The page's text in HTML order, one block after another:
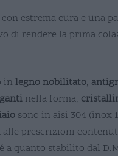
estrema cura e una
di rendere la prima
in legno nobilitato,
nella forma,
sono in aisi 304 (inox
prescrizioni
a quanto stabilito dal